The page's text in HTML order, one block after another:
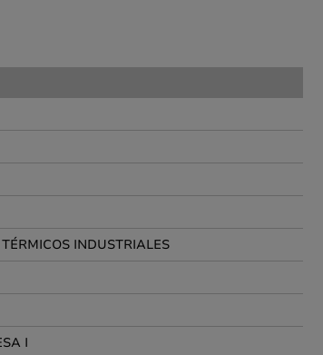
INDUSTRIALES
I